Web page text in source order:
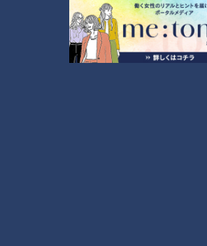
この記事の画像を見
この記事を見たあなたへのおすすめ